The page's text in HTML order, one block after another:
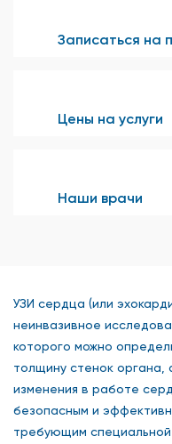
Записаться на
Цены на услуги
Наши врачи
УЗИ сердца (или
неинвазивное
которого можно
толщину стенок органа,
изменения в работе
безопасным и
требующим специальной